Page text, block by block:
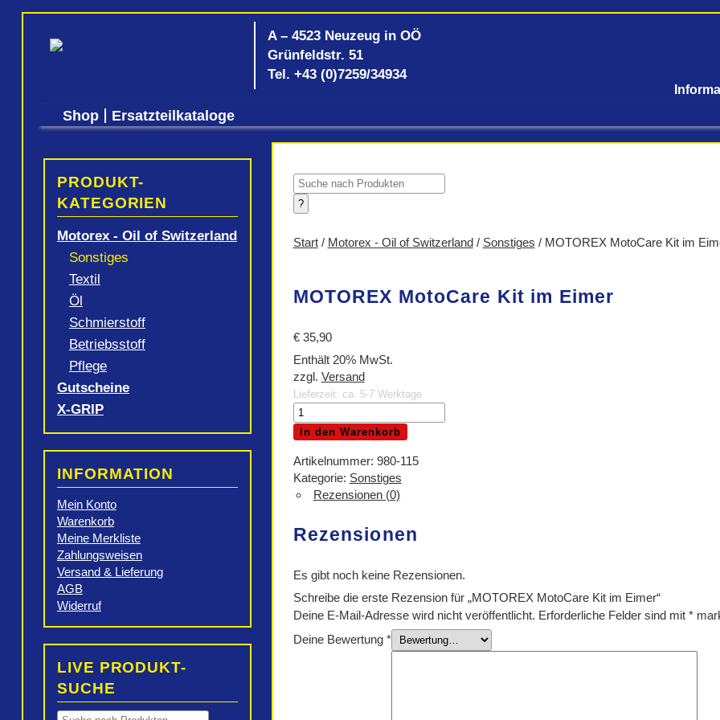
A – 4523 Neuzeug in OÖ
Grünfeldstr. 51
Tel. +43 (0)7259/34934
Shop Ersatzteilkataloge
PRODUKT-
KATEGORIEN
Motorex - Oil of Switzerland
Sonstiges
Textil
Öl
Schmierstoff
Betriebsstoff
Pflege
Gutscheine
X-GRIP
INFORMATION
Mein Konto
Warenkorb
Meine Merkliste
Zahlungsweisen
Versand & Lieferung
AGB
Widerruf
LIVE PRODUKT-
SUCHE
Products
search
?
Start/ Motorex - Oil of Switzerland/ Sonstiges / MOTOREX MotoCare Kit im
MOTOREX MotoCare Kit im Eimer
€35,90
Enthält 20% MwSt.
zzgl. Versand
Lieferzeit: ca. 5-7 Werktage
MOTOREX
MotoCare
Kit
im
Eimer
Menge
In den Warenkorb
Artikelnummer: 980-115
Kategorie: Sonstiges
Rezensionen (0)
Rezensionen
Es gibt noch keine Rezensionen.
Schreibe die erste Rezension für „MOTOREX MotoCare Kit im Eimer“
Deine E-Mail-Adresse wird nicht veröffentlicht. Erforderliche Felder sind mit *
Deine Bewertung *